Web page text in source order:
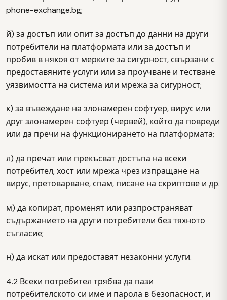
phone-exchange.bg;
й) за достъп или опит за достъп до данни на други
потребители на платформата или за достъп и
пробив в някоя от мерките за сигурност, свързани с
предоставяните услуги или за проучване и тестване
уязвимостта на система или мрежа за сигурност;
к) за въвеждане на злонамерен софтуер, вирус или
друг злонамерен софтуер (червей), който да повреди
или да пречи на функционирането на платформата;
л) да пречат или прекъсват достъпа на всеки
потребител, хост или мрежа чрез изпращане на
вирус, претоварване, спам, писане на скриптове и др.
м) да копират, променят или разпространяват
съдържанието на други потребители без тяхното
съгласие;
н) да искат или предоставят незаконни услуги.
4.2 Всеки потребител трябва да пази
потребителското си име и парола в безопасност, и